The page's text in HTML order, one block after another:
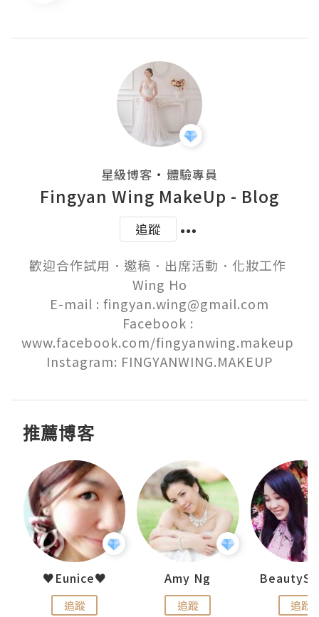
星級博客 ・ 體驗專員
Fingyan Wing MakeUp - Blog
追蹤
歡迎合作試用．邀稿．出席活動．化妝工作
Wing Ho
E-mail : fingyan.wing@gmail.com
Facebook :
www.facebook.com/fingyanwing.makeup
Instagram: FINGYANWING.MAKEUP
推薦博客
♥Eunice♥
追蹤
Amy Ng
追蹤 追蹤